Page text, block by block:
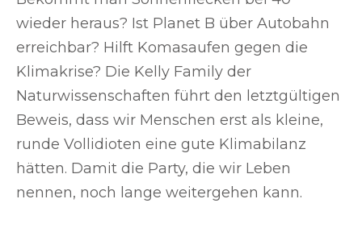
wieder heraus? Ist Planet B über Autobahn
erreichbar? Hilft Komasaufen gegen die
Klimakrise? Die Kelly Family der
Naturwissenschaften führt den letztgültigen
Beweis, dass wir Menschen erst als kleine,
runde Vollidioten eine gute Klimabilanz
hätten. Damit die Party, die wir Leben
nennen, noch lange weitergehen kann.